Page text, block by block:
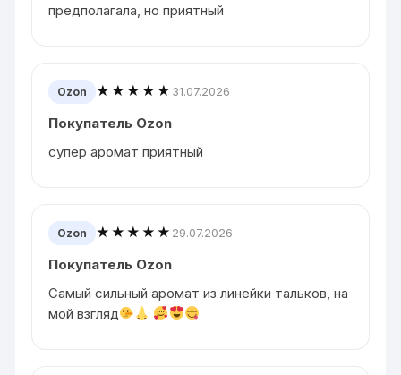
предполагала, но приятный
Ozon ★★★★★ 31.07.2026
Покупатель Ozon
супер аромат приятный
Ozon ★★★★★ 29.07.2026
Покупатель Ozon
Самый сильный аромат из линейки тальков, на
мой взгляд